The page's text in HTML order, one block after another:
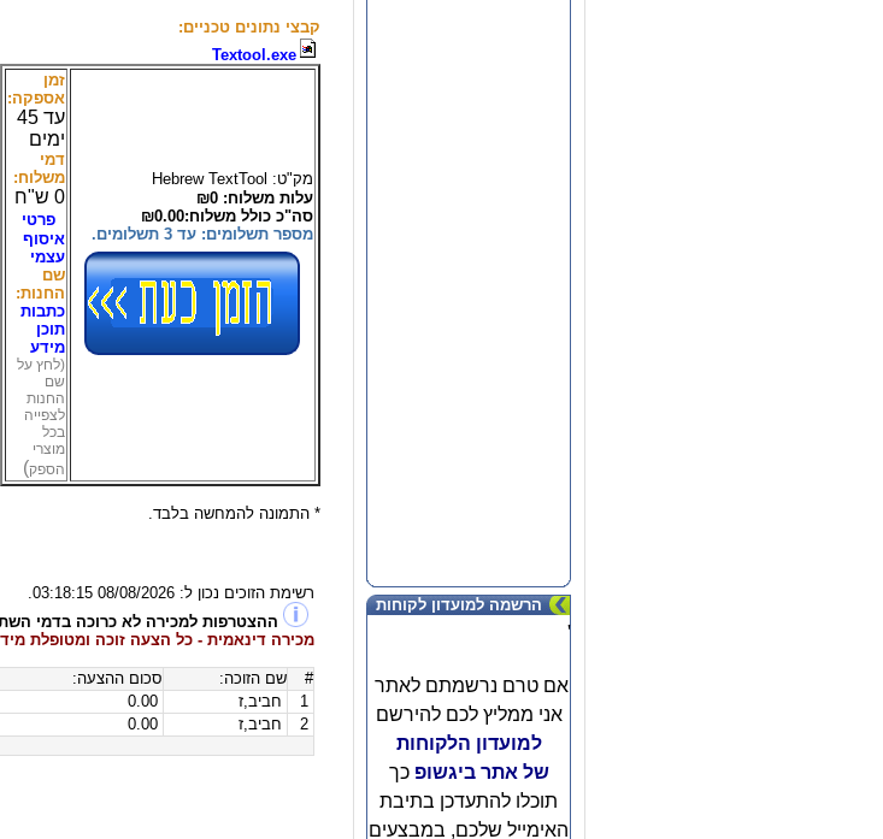
הרשמה למועדון לקוחות
'
אם טרם נרשמתם לאתר
אני ממליץ לכם להירשם
למועדון הלקוחות
של אתר ביגשופכך
תוכלו להתעדכן בתיבת
האימייל שלכם, במבצעים
קבצי נתונים טכניים:
Textool.exe
מק"ט: Hebrew TextTool
עלות משלוח: ₪0
סה"כ כולל משלוח:₪0.00
מספר תשלומים: עד 3 תשלומים.
זמן
אספקה:
עד 45
ימים
דמי
משלוח:
0 ש"ח
פרטי
איסוף
עצמי
שם
החנות:
כתבות
תוכן
מידע
(לחץ על
שם
החנות
לצפייה
בכל
מוצרי
הספק)
* התמונה להמחשה בלבד.
רשימת הזוכים נכון ל:08/08/2026 03:18:15
.
ההצטרפות למכירה לא כרוכה בדמי
מכירה דינאמית - כל הצעה זוכה ומטופלת
סכום ההצעה: שם הזוכה:
#
0.00 חביב,ז
1
0.00 חביב,ז 2